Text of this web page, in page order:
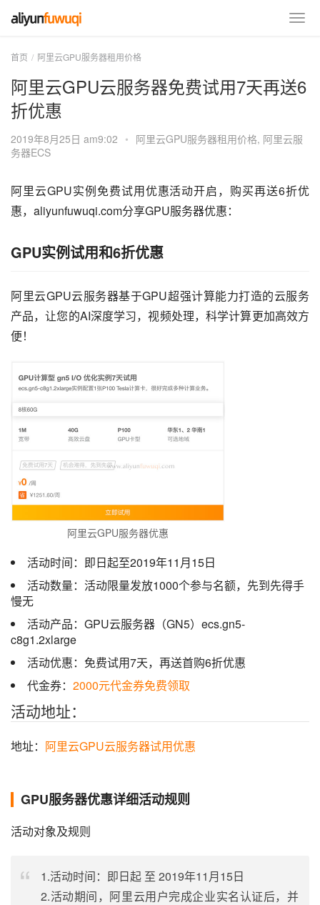
首页 阿里云GPU服务器租用价格
阿里云GPU云服务器免费试用7天再送6
折优惠
2019年8月25日 am9:02 • 阿里云GPU服务器租用价格, 阿里云服
务器ECS
阿里云GPU实例免费试用优惠活动开启，购买再送6折优
惠，aliyunfuwuqi.com分享GPU服务器优惠：
GPU实例试用和6折优惠
阿里云GPU云服务器基于GPU超强计算能力打造的云服务
产品，让您的AI深度学习，视频处理，科学计算更加高效方
便！
阿里云GPU服务器优惠
活动时间：即日起至2019年11月15日
活动数量：活动限量发放1000个参与名额，先到先得手
慢无
活动产品：GPU云服务器（GN5）ecs.gn5-
c8g1.2xlarge
活动优惠：免费试用7天，再送首购6折优惠
代金券： 2000元代金券免费领取
活动地址：
地址： 阿里云GPU云服务器试用优惠
GPU服务器优惠详细活动规则
活动对象及规则
1.活动时间：即日起 至 2019年11月15日
2.活动期间，阿里云用户完成企业实名认证后，并